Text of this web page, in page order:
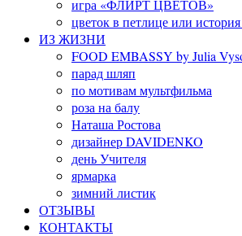
игра «ФЛИРТ ЦВЕТОВ»
цветок в петлице или
ИЗ ЖИЗНИ
FOOD EMBASSY by Julia
парад шляп
по мотивам мультфильма
роза на балу
Наташа Ростова
дизайнер DAVIDENKO
день Учителя
ярмарка
зимний листик
ОТЗЫВЫ
КОНТАКТЫ